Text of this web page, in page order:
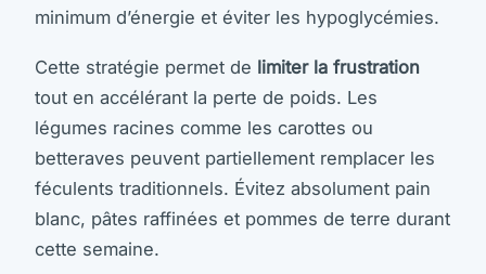
minimum d’énergie et éviter les hypoglycémies.
Cette stratégie permet de limiter la frustration
tout en accélérant la perte de poids. Les
légumes racines comme les carottes ou
betteraves peuvent partiellement remplacer les
féculents traditionnels. Évitez absolument pain
blanc, pâtes raffinées et pommes de terre durant
cette semaine.